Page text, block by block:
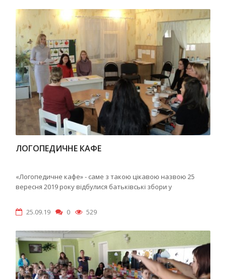
ЛОГОПЕДИЧНЕ КАФЕ
«Логопедичне кафе» - саме з такою цікавою назвою 25
вересня 2019 року відбулися батьківські збори у
25.09.19 0 529